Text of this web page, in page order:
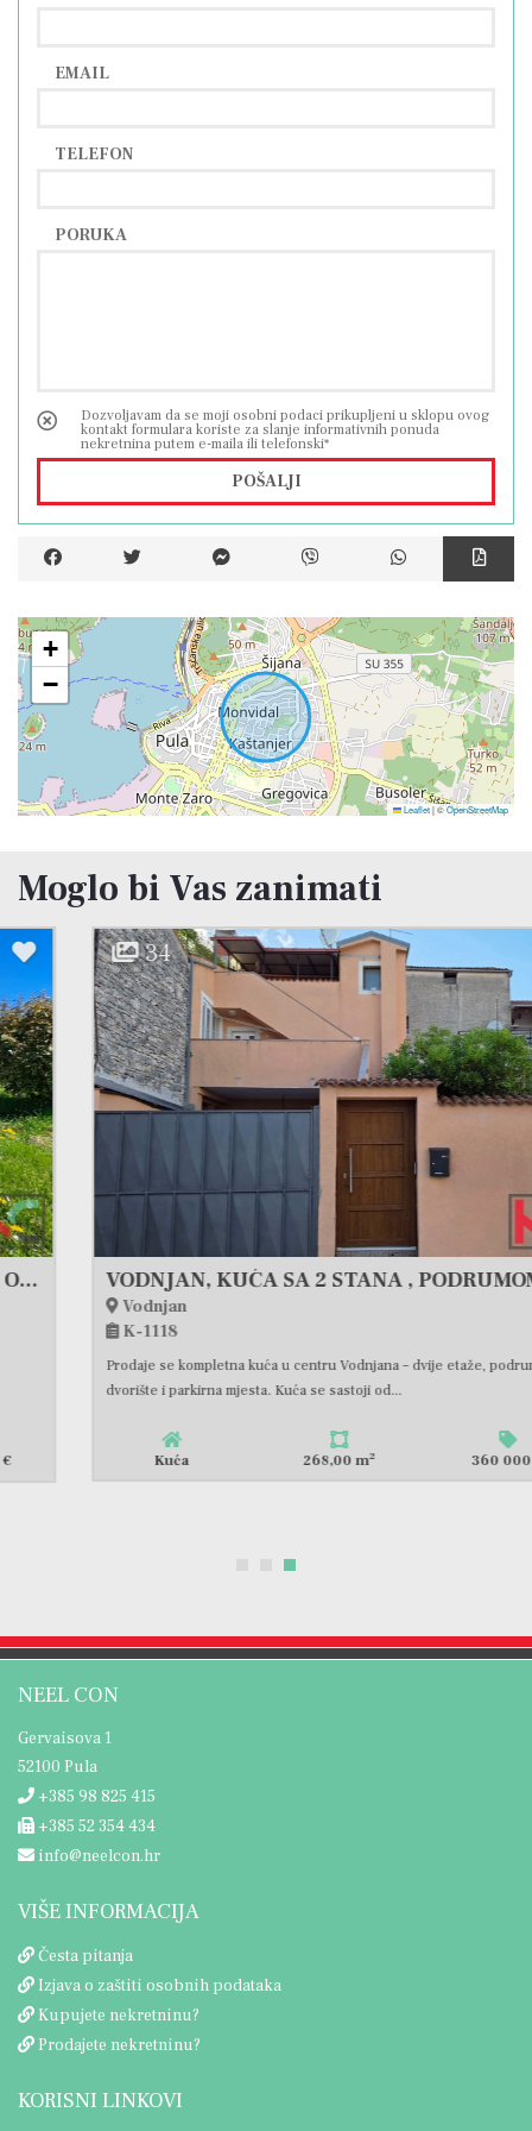
tri prostrane sobe
dnevni boravak
kuhinja
mogućnost izvedbe dodatnog stana s dnevnim
boravkom i kuhinjom, spavaćom sobom,
kupaonicom te terasom.
osigurava privatnost.
U dvorištu se nalazi:
legalizirana garaža
vanjski WC
popločani prostor ispred kuće
stepenasto uređena okućnica
Velika okućnica ostavlja dovoljno prostora za
uređenje mediteranskog vrta, prostora za
druženje ili izgradnju bazena.
EMAIL
TELEFON
PORUKA
Dozvoljavam da se moji osobni podaci prikupljeni u sklopu ovog
kontakt formulara koriste za slanje informativnih ponuda
nekretnina putem e-maila ili telefonski*
POŠALJI
+
−
Leaflet|©OpenStreetMap
Moglo bi Vas zanimati
34
VODNJAN, KUĆA SA 2 STANA , PODRUMOM I DVORIŠTEM, BEZ ULAGANJA, #PRODAJA
Vodnjan
Prodaje se kompletna kuća u centru Vodnjana – dvije etaže, podrum,
dvorište i parkirna mjesta. Kuća se sastoji od...
NEEL CON
Gervaisova 1
52100 Pula
+385 98 825 415
+385 52 354 434
info@neelcon.hr
VIŠE INFORMACIJA
Česta pitanja
Izjava o zaštiti osobnih podataka
Kupujete nekretninu?
Prodajete nekretninu?
KORISNI LINKOVI